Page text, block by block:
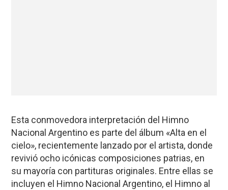
Esta conmovedora interpretación del Himno
Nacional Argentino es parte del álbum «Alta en el
cielo», recientemente lanzado por el artista, donde
revivió ocho icónicas composiciones patrias, en
su mayoría con partituras originales. Entre ellas se
incluyen el Himno Nacional Argentino, el Himno al